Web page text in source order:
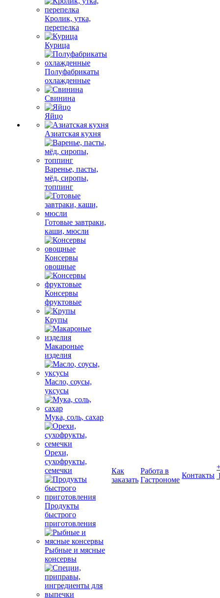
Кролик, утка,
перепелка
Курица
Полуфабрикаты
охлажденные
Свинина
Яйцо
Азиатская кухня
Варенье, пасты,
мёд, сиропы,
топпинг
Готовые завтраки,
каши, мюсли
Консервы
овощные
Консервы
фруктовые
Крупы
Макароные
изделия
Масло, соусы,
уксусы
Мука, соль, сахар
Орехи,
сухофрукты,
семечки
Продукты
быстрого
приготовления
Рыбные и мясные
консервы
Как
заказать
Работа в
Гастрономе
Контакты